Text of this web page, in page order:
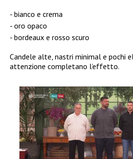
bianco e crema
oro opaco
bordeaux e rosso scuro
Candele alte, nastri minimal e pochi
attenzione completano l’effetto.